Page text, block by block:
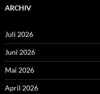
ARCHIV
Juli 2026
Juni 2026
Mai 2026
April 2026